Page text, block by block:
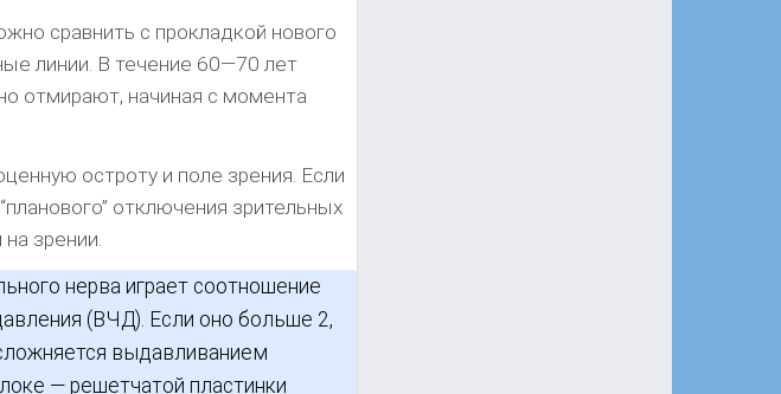
сравнить с прокладкой нового
линии. В течение 60—70 лет
отмирают, начиная с момента
остроту и поле зрения. Если
отключения зрительных
зрении.
нерва играет соотношение
(ВЧД). Если оно больше 2,
выдавливанием
— решетчатой пластинки